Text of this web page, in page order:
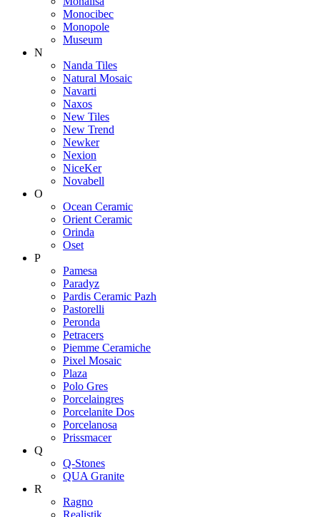
Monocibec
Monopole
Museum
N
Nanda Tiles
Natural Mosaic
Navarti
Naxos
New Tiles
New Trend
Newker
Nexion
NiceKer
Novabell
O
Ocean Ceramic
Orient Ceramic
Orinda
Oset
P
Pamesa
Paradyz
Pardis Ceramic Pazh
Pastorelli
Peronda
Petracers
Piemme Ceramiche
Pixel Mosaic
Plaza
Polo Gres
Porcelaingres
Porcelanite Dos
Porcelanosa
Prissmacer
Q
Q-Stones
QUA Granite
R
Ragno
Realistik